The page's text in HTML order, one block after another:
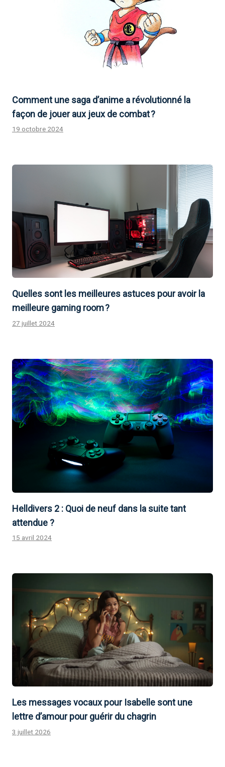
Comment une saga d’anime a révolutionné la
façon de jouer aux jeux de combat ?
19 octobre 2024
Quelles sont les meilleures astuces pour avoir la
meilleure gaming room ?
27 juillet 2024
Helldivers 2 : Quoi de neuf dans la suite tant
attendue ?
15 avril 2024
Les messages vocaux pour Isabelle sont une
lettre d’amour pour guérir du chagrin
3 juillet 2026